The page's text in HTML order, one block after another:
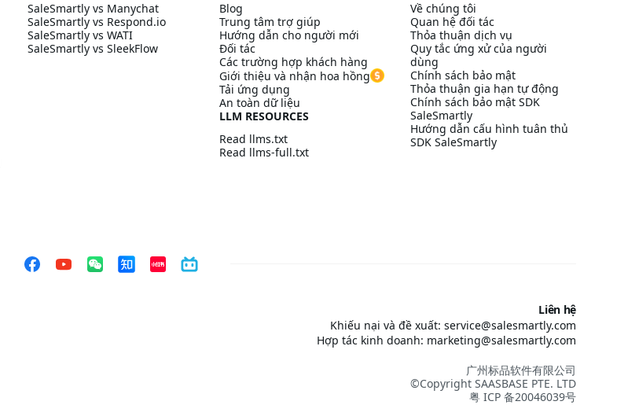
SaleSmartly vs Manychat
SaleSmartly vs Respond.io
SaleSmartly vs WATI
SaleSmartly vs SleekFlow
Blog
Trung tâm trợ giúp
Hướng dẫn cho người mới
Đối tác
Các trường hợp khách hàng
Giới thiệu và nhận hoa hồng
Tải ứng dụng
An toàn dữ liệu
LLM RESOURCES
Read llms.txt
Read llms-full.txt
Về chúng tôi
Quan hệ đối tác
Thỏa thuận dịch vụ
Quy tắc ứng xử của người
dùng
Chính sách bảo mật
Thỏa thuận gia hạn tự động
Chính sách bảo mật SDK
SaleSmartly
Hướng dẫn cấu hình tuân thủ
SDK SaleSmartly
Liên hệ
Khiếu nại và đề xuất: service@salesmartly.com
Hợp tác kinh doanh: marketing@salesmartly.com
广州标品软件有限公司
©Copyright SAASBASE PTE. LTD
粤 ICP 备20046039号